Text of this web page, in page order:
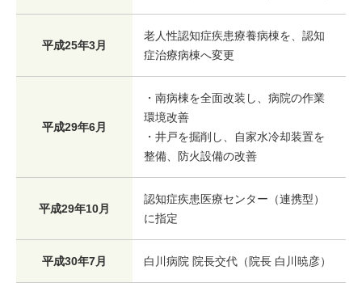
平成25年3月
老人性認知症疾患療養病棟を、認知
症治療病棟へ変更
平成29年6月
・南病棟を全面改装し、病院の作業
環境改善
・井戸を掘削し、自家水冷却装置を
整備、防火設備の改善
平成29年10月
認知症疾患医療センター（連携型）
に指定
平成30年7月 白川病院 院長交代（院長 白川暁彦）